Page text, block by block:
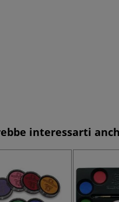
interessarti